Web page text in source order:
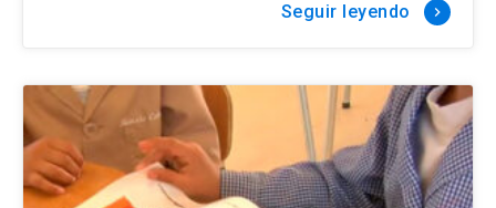
Seguir leyendo keyboard_arrow_right